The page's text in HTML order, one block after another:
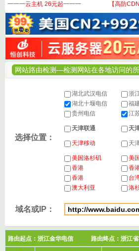
一一一云主机 26元起一一一
【高防
网站路由检测—检测网站在各地访问的
选择位置：
湖北武汉电信 浙
湖北十堰电信
福
贵州电信
江
天津联通 天
天津移动 天
美国洛杉矶 美国
香港
香
香港
台
澳大利亚
洛
域名或IP：
路由起点：浙江金华电信 路由终点：